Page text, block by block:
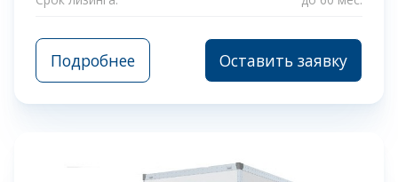
Подробнее Оставить заявку